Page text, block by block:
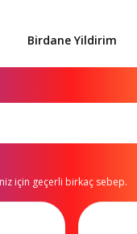
Birdane Yildirim
için geçerli birkaç sebep.